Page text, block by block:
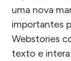
uma nova
importantes
Webstories
texto e